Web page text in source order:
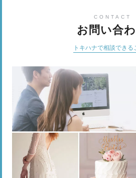
CONTACT
お問い合
トキハナで相談できる